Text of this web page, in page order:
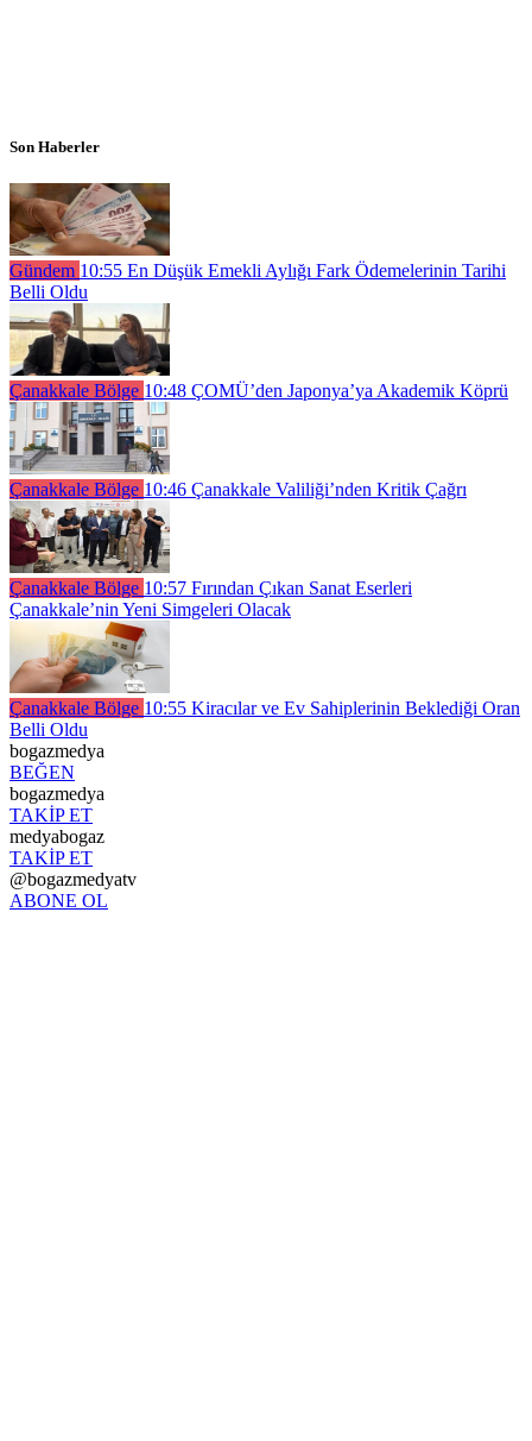
Son Haberler
Gündem 10:55 En Düşük Emekli Aylığı Fark Ödemelerinin Tarihi
Belli Oldu
Çanakkale Bölge 10:48 ÇOMÜ’den Japonya’ya Akademik Köprü
Çanakkale Bölge 10:46 Çanakkale Valiliği’nden Kritik Çağrı
Çanakkale Bölge 10:57 Fırından Çıkan Sanat Eserleri
Çanakkale’nin Yeni Simgeleri Olacak
Çanakkale Bölge 10:55 Kiracılar ve Ev Sahiplerinin Beklediği Oran
Belli Oldu
bogazmedya
BEĞEN
bogazmedya
TAKİP ET
medyabogaz
TAKİP ET
@bogazmedyatv
ABONE OL